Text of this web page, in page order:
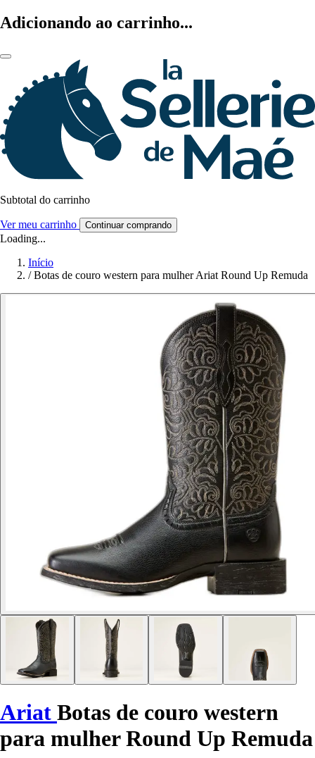
Adicionando ao carrinho...
Subtotal do carrinho
Ver meu carrinho Continuar comprando
Loading...
Início
/ Botas de couro western para mulher Ariat Round Up Remuda
Ariat Botas de couro western
para mulher Round Up Remuda